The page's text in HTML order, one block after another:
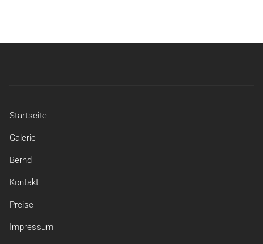
Startseite
Galerie
Bernd
Kontakt
Preise
Impressum